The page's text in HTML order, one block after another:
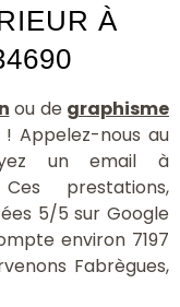
À
ou de graphisme
! Appelez-nous au
un email à
prestations,
5/5 sur Google
environ 7197
Fabrègues,